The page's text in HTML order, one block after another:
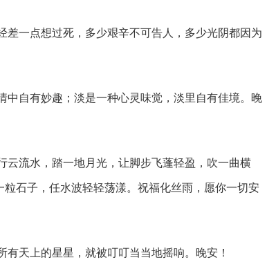
差一点想过死，多少艰辛不可告人，多少光阴都因为
中自有妙趣；淡是一种心灵味觉，淡里自有佳境。晚
云流水，踏一地月光，让脚步飞蓬轻盈，吹一曲横
石子，任水波轻轻荡漾。祝福化丝雨，愿你一切安
有天上的星星，就被叮叮当当地摇响。晚安！